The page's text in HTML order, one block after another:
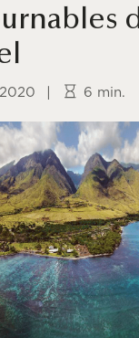
| 6 min.